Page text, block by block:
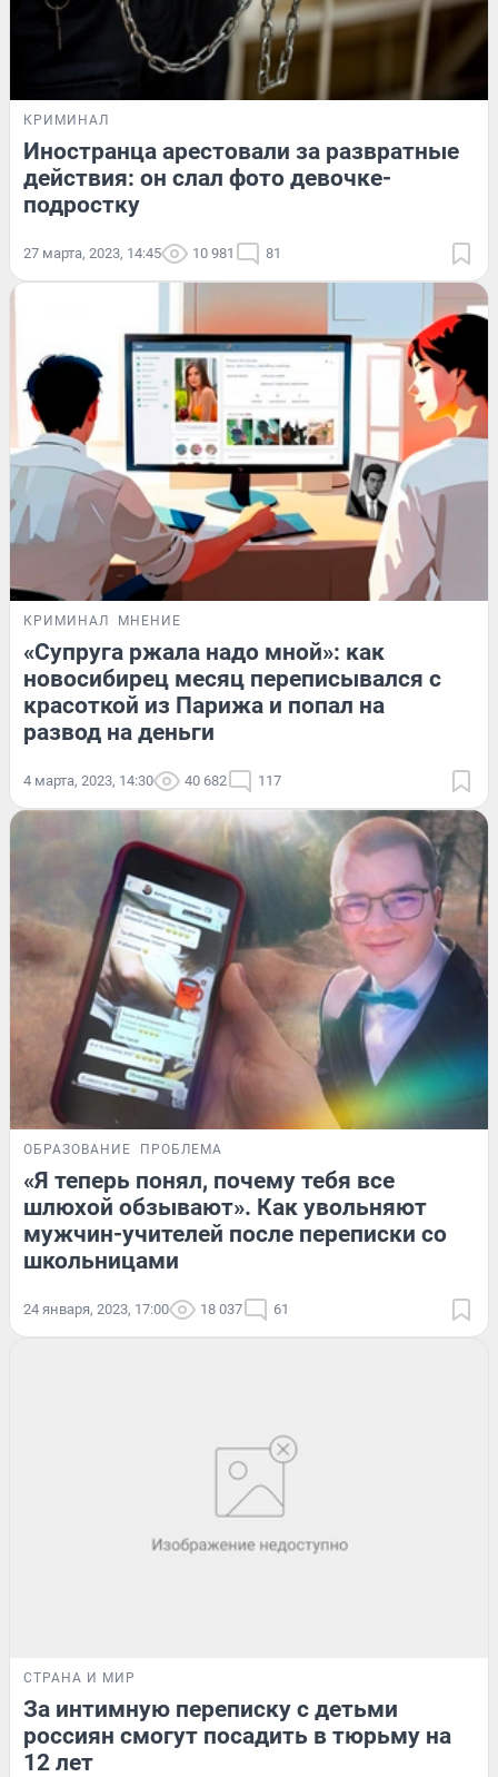
КРИМИНАЛ
Иностранца арестовали за развратные
действия: он слал фото девочке-
подростку
27 марта, 2023, 14:45 10 981 81
КРИМИНАЛ МНЕНИЕ
«Супруга ржала надо мной»: как
новосибирец месяц переписывался с
красоткой из Парижа и попал на
развод на деньги
4 марта, 2023, 14:30 40 682 117
ОБРАЗОВАНИЕ ПРОБЛЕМА
«Я теперь понял, почему тебя все
шлюхой обзывают». Как увольняют
мужчин-учителей после переписки со
школьницами
24 января, 2023, 17:00 18 037 61
СТРАНА И МИР
За интимную переписку с детьми
россиян cмогут посадить в тюрьму на
12 лет